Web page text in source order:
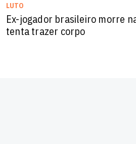
LUTO
Ex-jogador brasileiro morre
tenta trazer corpo